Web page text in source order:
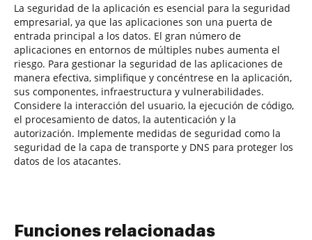
La seguridad de la aplicación es esencial para la seguridad
empresarial, ya que las aplicaciones son una puerta de
entrada principal a los datos. El gran número de
aplicaciones en entornos de múltiples nubes aumenta el
riesgo. Para gestionar la seguridad de las aplicaciones de
manera efectiva, simplifique y concéntrese en la aplicación,
sus componentes, infraestructura y vulnerabilidades.
Considere la interacción del usuario, la ejecución de código,
el procesamiento de datos, la autenticación y la
autorización. Implemente medidas de seguridad como la
seguridad de la capa de transporte y DNS para proteger los
datos de los atacantes.
Funciones relacionadas